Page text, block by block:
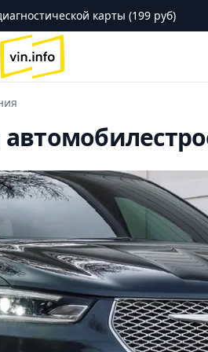
карты (199 руб)
logo